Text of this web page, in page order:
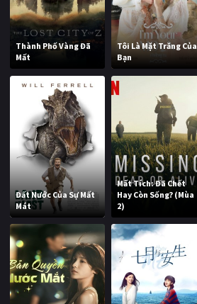
Thành Phố Vàng Đã
Mất
Tôi Là Mặt Trăng Của
Bạn
Đất Nước Của Sự Mất
Mát
Mất Tích: Đã Chết
Hay Còn Sống? (Mùa
2)